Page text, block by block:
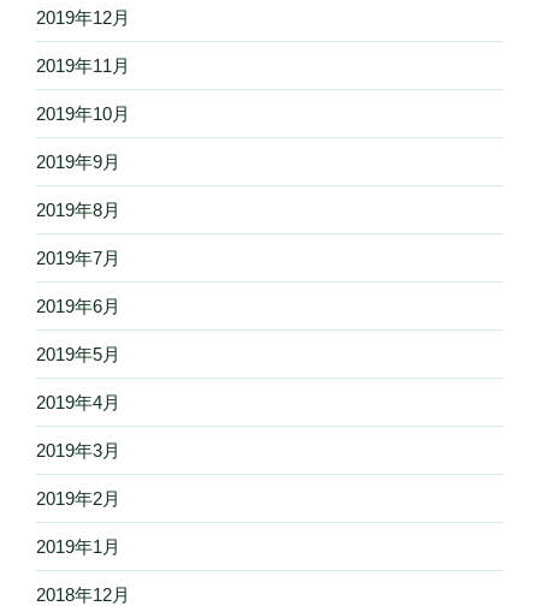
2019年12月
2019年11月
2019年10月
2019年9月
2019年8月
2019年7月
2019年6月
2019年5月
2019年4月
2019年3月
2019年2月
2019年1月
2018年12月